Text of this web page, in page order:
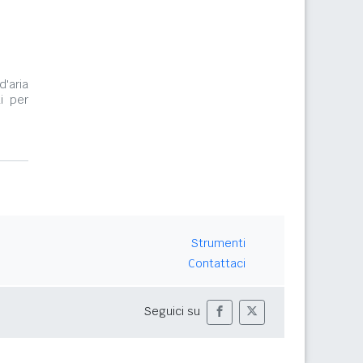
per
Strumenti
Contattaci
Seguici su